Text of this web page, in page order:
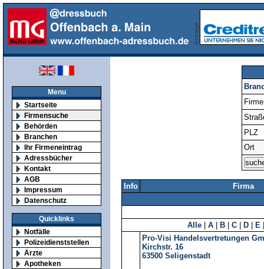
Menu
Startseite
Firmensuche
Behörden
Branchen
Ihr Firmeneintrag
Adressbücher
Kontakt
AGB
Impressum
Datenschutz
Quicklinks
Notfälle
Polizeidienststellen
Ärzte
Apotheken
PLZ
Ort
Info Firma
Alle A B C D E
Pro-Visi Handelsvertretungen
Kirchstr. 16
63500 Seligenstadt